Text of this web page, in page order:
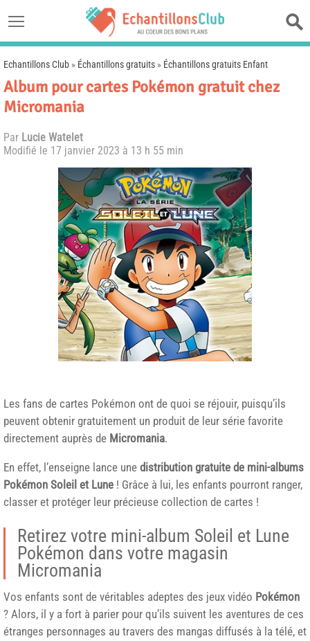
Echantillons Club » Échantillons gratuits » Échantillons gratuits Enfant
Album pour cartes Pokémon gratuit chez
Micromania
Par Lucie Watelet
Modifié le 17 janvier 2023 à 13 h 55 min
Les fans de cartes Pokémon ont de quoi se réjouir, puisqu’ils
peuvent obtenir gratuitement un produit de leur série favorite
directement auprès de Micromania.
En effet, l’enseigne lance une distribution gratuite de mini-albums
Pokémon Soleil et Lune ! Grâce à lui, les enfants pourront ranger,
classer et protéger leur précieuse collection de cartes !
Retirez votre mini-album Soleil et Lune
Pokémon dans votre magasin
Micromania
Vos enfants sont de véritables adeptes des jeux vidéo Pokémon
? Alors, il y a fort à parier pour qu’ils suivent les aventures de ces
étranges personnages au travers des mangas diffusés à la télé, et